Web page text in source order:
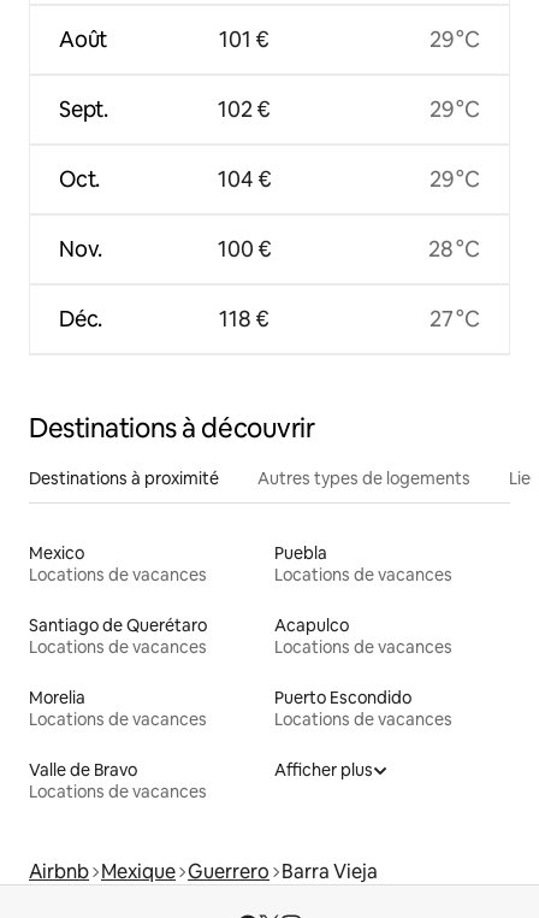
Août
Sept.
Oct.
Nov.
Déc.
101 €
102 €
104 €
100 €
118 €
29 °C
29 °C
29 °C
28 °C
27 °C
Destinations à découvrir
Destinations à proximité Autres types de logements
Mexico
Locations de vacances
Puebla
Locations de vacances
Santiago de Querétaro
Locations de vacances
Acapulco
Locations de vacances
Morelia
Locations de vacances
Puerto Escondido
Locations de vacances
Valle de Bravo
Locations de vacances
Afficher plus
Airbnb Mexique Guerrero Barra Vieja